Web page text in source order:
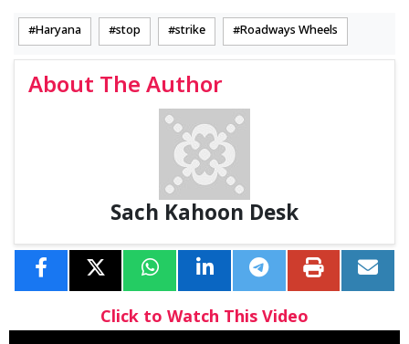
Haryana stop strike Roadways Wheels
About The Author
Sach Kahoon Desk
Click to Watch This Video